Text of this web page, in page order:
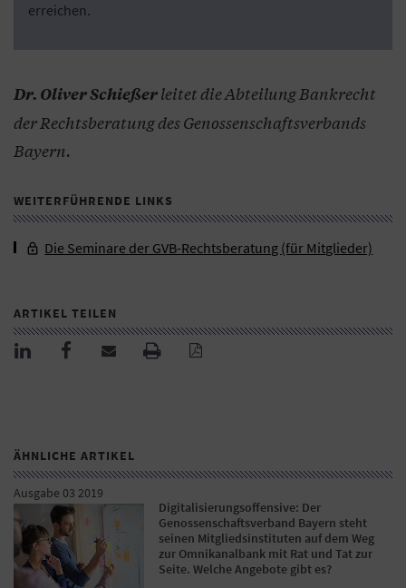
erreichen.
Dr. Oliver Schießerleitet die Abteilung Bankrecht
der Rechtsberatung des Genossenschaftsverbands
Bayern.
WEITERFÜHRENDE LINKS
Die Seminare der GVB-Rechtsberatung (für Mitglieder)
ARTIKEL TEILEN
ÄHNLICHE ARTIKEL
Ausgabe 03 2019
Digitalisierungsoffensive: Der
Genossenschaftsverband Bayern steht
seinen Mitgliedsinstituten auf dem Weg
zur Omnikanalbank mit Rat und Tat zur
Seite. Welche Angebote gibt es?